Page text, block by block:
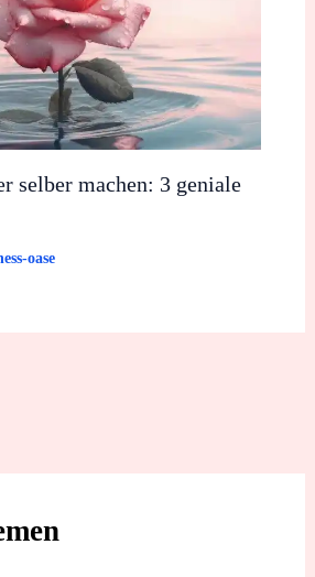
selber machen: 3 geniale
oase